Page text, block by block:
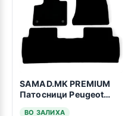
SAMAD.MK PREMIUM
Патосници Peugeot
ВО ЗАЛИХА